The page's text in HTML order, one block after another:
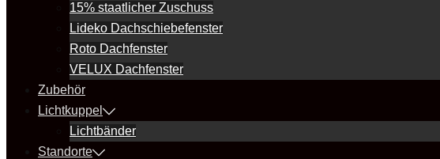
15% staatlicher Zuschuss
Lideko Dachschiebefenster
Roto Dachfenster
VELUX Dachfenster
Zubehör
Lichtkuppel
Lichtbänder
Standorte